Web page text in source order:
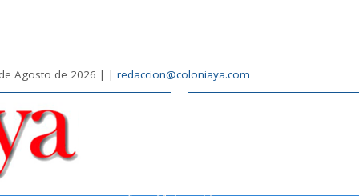
Agosto de 2026 | | redaccion@coloniaya.com